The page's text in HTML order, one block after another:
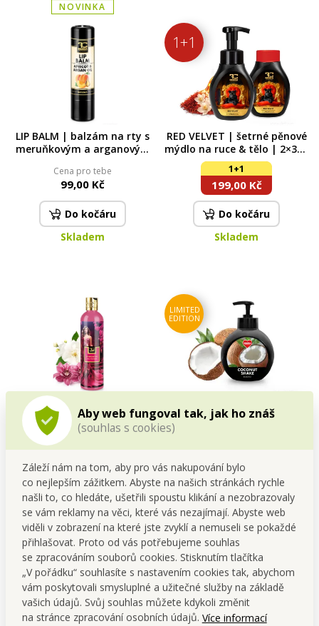
Aby web fungoval tak, jak ho znáš
(souhlas s cookies)
Záleží nám na tom, aby pro vás nakupování bylo
co nejlepším zážitkem. Abyste na našich stránkách rychle
našli to, co hledáte, ušetřili spoustu klikání a nezobrazovaly
se vám reklamy na věci, které vás nezajímají. Abyste web
viděli v zobrazení na které jste zvyklí a nemuseli se pokaždé
přihlašovat. Proto od vás potřebujeme souhlas
se zpracováním souborů cookies. Stisknutím tlačítka
„V pořádku“ souhlasíte s nastavením cookies tak, abychom
vám poskytovali smysluplné a užitečné služby na základě
vašich údajů. Svůj souhlas můžete kdykoli změnit
na stránce zpracování osobních údajů. Více informací
NOVINKA
LIP BALM | balzám na rty s
meruňkovým a arganovým
rostlinných olejů | 4,2 g
Cena pro tebe
99,00 Kč
Do kočáru
Skladem
1+1
RED VELVET | šetrné pěnové
mýdlo na ruce & tělo | 2×300
ml | výhodná sada 2 ks
1+1
199,00 Kč
Do kočáru
Skladem
LILA FASHION | exkluzivní
šetrný sprchový gel s
glycerinem & Aloe vera | 320
ml | LEGENDS
Cena pro tebe
Do kočáru
Skladem
LIMITED
EDITION
COCONUT SHAKE | šetrné
mýdlo s glycerinem & aloe
Do kočáru
Skladem
1+1